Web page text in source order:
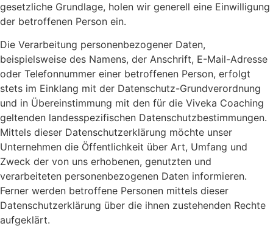
gesetzliche Grundlage, holen wir generell eine Einwilligung
der betroffenen Person ein.
Die Verarbeitung personenbezogener Daten,
beispielsweise des Namens, der Anschrift, E-Mail-Adresse
oder Telefonnummer einer betroffenen Person, erfolgt
stets im Einklang mit der Datenschutz-Grundverordnung
und in Übereinstimmung mit den für die Viveka Coaching
geltenden landesspezifischen Datenschutzbestimmungen.
Mittels dieser Datenschutzerklärung möchte unser
Unternehmen die Öffentlichkeit über Art, Umfang und
Zweck der von uns erhobenen, genutzten und
verarbeiteten personenbezogenen Daten informieren.
Ferner werden betroffene Personen mittels dieser
Datenschutzerklärung über die ihnen zustehenden Rechte
aufgeklärt.